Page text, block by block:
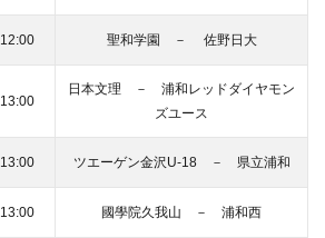
12:00 聖和学園 － 佐野日大
13:00
日本文理 － 浦和レッドダイヤモン
ズユース
13:00 ツエーゲン金沢U-18 － 県立浦和
13:00 國學院久我山 － 浦和西